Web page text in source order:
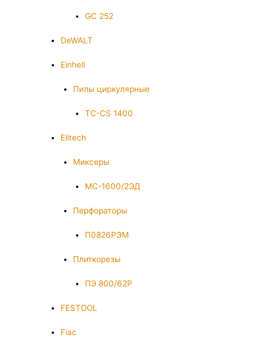
GC 252
DeWALT
Einhell
Пилы циркулярные
TC-CS 1400
Elitech
Миксеры
МС-1600/2ЭД
Перфораторы
П0826РЭМ
Плиткорезы
ПЭ 800/62Р
FESTOOL
Fiac